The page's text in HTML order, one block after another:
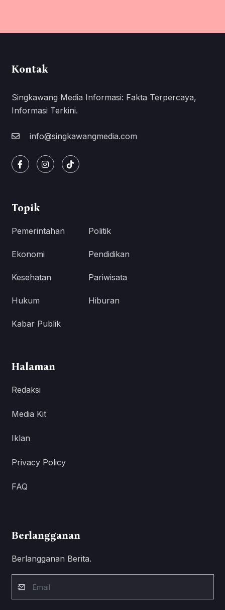
Kontak
Singkawang Media Informasi: Fakta Terpercaya,
Informasi Terkini.
info@singkawangmedia.com
Topik
Pemerintahan Politik
Ekonomi Pendidikan
Kesehatan Pariwisata
Hukum Hiburan
Kabar Publik
Halaman
Redaksi
Media Kit
Iklan
Privacy Policy
FAQ
Berlangganan
Berlangganan Berita.